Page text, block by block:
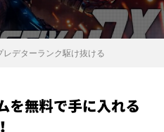
レデターランク駆け抜ける